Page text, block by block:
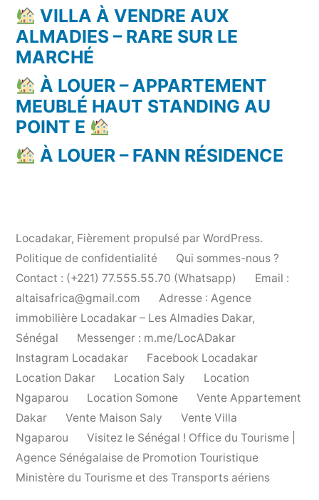
VILLA À VENDRE AUX
ALMADIES – RARE SUR LE
MARCHÉ
À LOUER – APPARTEMENT
MEUBLÉ HAUT STANDING AU
POINT E
À LOUER – FANN RÉSIDENCE
Locadakar, Fièrement propulsé par WordPress.
Politique de confidentialité
Qui sommes-nous ?
Contact : (+221) 77.555.55.70 (Whatsapp)
Email :
altaisafrica@gmail.com
Adresse : Agence
immobilière Locadakar – Les Almadies Dakar,
Sénégal
Messenger : m.me/LocADakar
Instagram Locadakar
Facebook Locadakar
Location Dakar
Location Saly
Location
Ngaparou
Location Somone
Vente Appartement
Dakar
Vente Maison Saly
Vente Villa
Ngaparou
Visitez le Sénégal ! Office du Tourisme |
Agence Sénégalaise de Promotion Touristique
Ministère du Tourisme et des Transports aériens